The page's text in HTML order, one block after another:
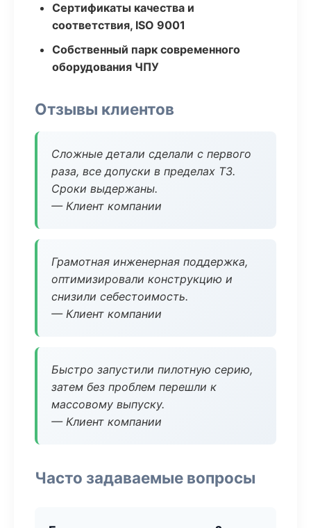
Сертификаты качества и
соответствия, ISO 9001
Собственный парк современного
оборудования ЧПУ
Отзывы клиентов
Сложные детали сделали с первого
раза, все допуски в пределах ТЗ.
Сроки выдержаны.
— Клиент компании
Грамотная инженерная поддержка,
оптимизировали конструкцию и
снизили себестоимость.
— Клиент компании
Быстро запустили пилотную серию,
затем без проблем перешли к
массовому выпуску.
— Клиент компании
Часто задаваемые вопросы